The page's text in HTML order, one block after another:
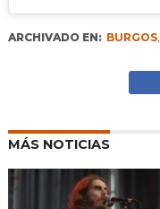
ARCHIVADO EN: BURGOS,
MÁS NOTICIAS